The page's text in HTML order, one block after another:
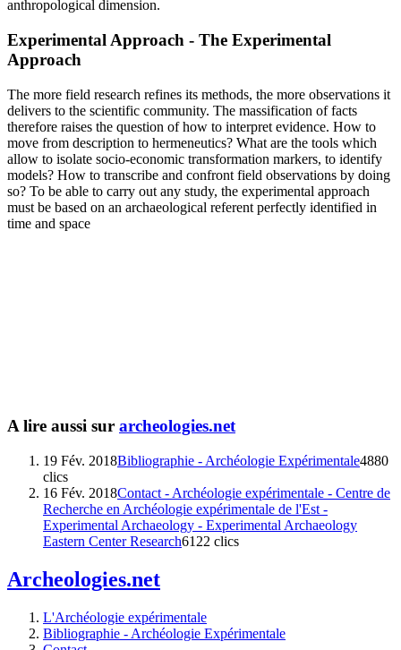
anthropological dimension.
Experimental Approach - The Experimental
Approach
The more field research refines its methods, the more observations it
delivers to the scientific community. The massification of facts
therefore raises the question of how to interpret evidence. How to
move from description to hermeneutics? What are the tools which
allow to isolate socio-economic transformation markers, to identify
models? How to transcribe and confront field observations by doing
so? To be able to carry out any study, the experimental approach
must be based on an archaeological referent perfectly identified in
time and space
A lire aussi sur archeologies.net
19 Fév. 2018Bibliographie - Archéologie Expérimentale4880
clics
16 Fév. 2018Contact - Archéologie expérimentale - Centre de
Recherche en Archéologie expérimentale de l'Est -
Experimental Archaeology - Experimental Archaeology
Eastern Center Research6122 clics
Archeologies.net
L'Archéologie expérimentale
Bibliographie - Archéologie Expérimentale